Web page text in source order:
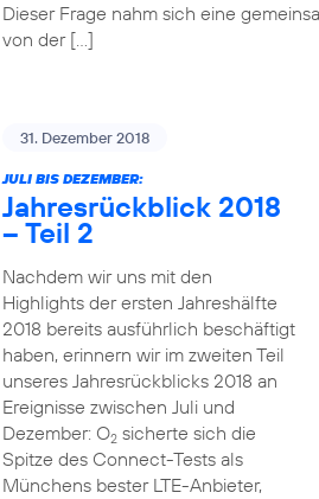
Dieser Frage nahm sich eine
von der […]
31. Dezember 2018
JULI BIS DEZEMBER:
Jahresrückblick 2018
– Teil 2
Nachdem wir uns mit den
Highlights der ersten Jahreshälfte
2018 bereits ausführlich beschäftigt
haben, erinnern wir im zweiten Teil
unseres Jahresrückblicks 2018 an
Ereignisse zwischen Juli und
Dezember: O2sicherte sich die
Spitze des Connect-Tests als
Münchens bester LTE-Anbieter,